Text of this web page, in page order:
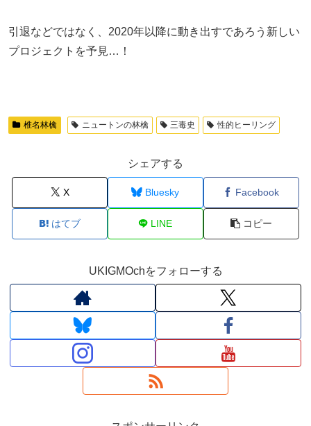
引退などではなく、2020年以降に動き出すであろう新しい
プロジェクトを予見…！
椎名林檎 ニュートンの林檎 三毒史 性的ヒーリング
シェアする
X Bluesky Facebook
はてブ LINE コピー
UKIGMOchをフォローする